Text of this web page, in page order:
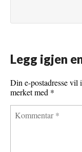
Legg igjen
Din e-postadresse vil
merket med *